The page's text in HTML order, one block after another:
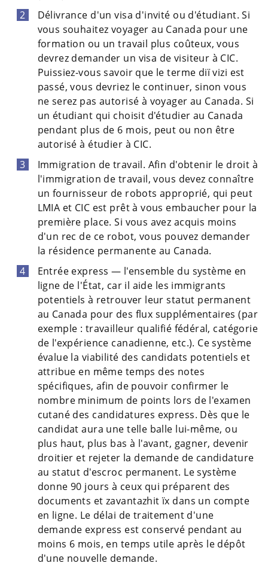
Délivrance d'un visa d'invité ou d'étudiant. Si
vous souhaitez voyager au Canada pour une
formation ou un travail plus coûteux, vous
devrez demander un visa de visiteur à CIC.
Puissiez-vous savoir que le terme dії vіzi est
passé, vous devriez le continuer, sinon vous
ne serez pas autorisé à voyager au Canada. Si
un étudiant qui choisit d'étudier au Canada
pendant plus de 6 mois, peut ou non être
autorisé à étudier à CIC.
Immigration de travail. Afin d'obtenir le droit à
l'immigration de travail, vous devez connaître
un fournisseur de robots approprié, qui peut
LMIA et CIC est prêt à vous embaucher pour la
première place. Si vous avez acquis moins
d'un rec de ce robot, vous pouvez demander
la résidence permanente au Canada.
Entrée express — l'ensemble du système en
ligne de l'État, car il aide les immigrants
potentiels à retrouver leur statut permanent
au Canada pour des flux supplémentaires (par
exemple : travailleur qualifié fédéral, catégorie
de l'expérience canadienne, etc.). Ce système
évalue la viabilité des candidats potentiels et
attribue en même temps des notes
spécifiques, afin de pouvoir confirmer le
nombre minimum de points lors de l'examen
cutané des candidatures express. Dès que le
candidat aura une telle balle lui-même, ou
plus haut, plus bas à l'avant, gagner, devenir
droitier et rejeter la demande de candidature
au statut d'escroc permanent. Le système
donne 90 jours à ceux qui préparent des
documents et zavantazhit їх dans un compte
en ligne. Le délai de traitement d'une
demande express est conservé pendant au
moins 6 mois, en temps utile après le dépôt
d'une nouvelle demande.